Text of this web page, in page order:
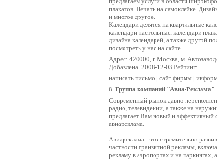
плакатов. Печать на самоклейке.
и многое другое.
Календари делятся на квартальные
календари настольные, календари
дизайна календарей, а также другой
посмотреть у нас на сайте
Адрес: 420000, г. Москва, м.
Добавлена: 2008-12-03 Рейтинг:
написать письмо | сайт фирмы |
8. Группа компаний "Авиа-Реклама"
Современный рынок давно
радио, телевидении, а также на
предлагает Вам новый и
авиареклама.
Авиареклама - это стремительно
частности транзитной рекламы,
рекламу в аэропортах и на